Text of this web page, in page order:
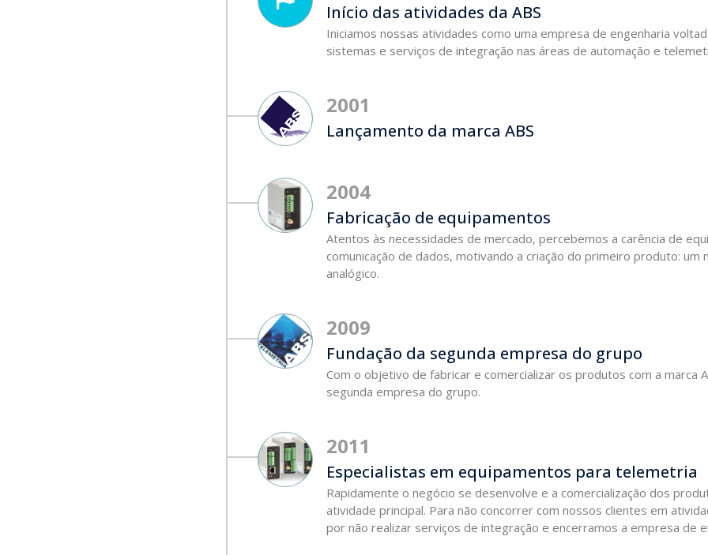
Início das atividades da ABS
Iniciamos nossas atividades como uma empresa de engenharia
sistemas e serviços de integração nas áreas de automação e
2001
Lançamento da marca ABS
2004
Fabricação de equipamentos
Atentos às necessidades de mercado, percebemos a carência de
comunicação de dados, motivando a criação do primeiro produto: um
analógico.
2009
Fundação da segunda empresa do grupo
Com o objetivo de fabricar e comercializar os produtos com a marca
segunda empresa do grupo.
2011
Especialistas em equipamentos para telemetria
Rapidamente o negócio se desenvolve e a comercialização dos
atividade principal. Para não concorrer com nossos clientes em
por não realizar serviços de integração e encerramos a empresa de